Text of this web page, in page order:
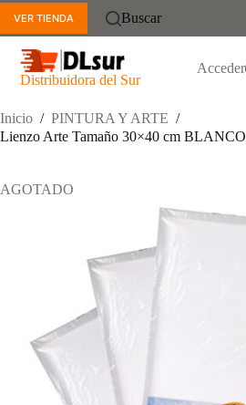
Saltar
contenido
VER TIENDA Buscar
Distribuidora del Sur
Acceder
Inicio / PINTURA Y ARTE /
Lienzo Arte Tamaño 30×40 cm BLANCO
AGOTADO